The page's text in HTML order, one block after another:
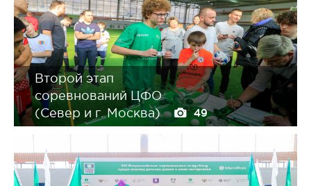
Второй этап
соревнований ЦФО
(Север и г. Москва)
49